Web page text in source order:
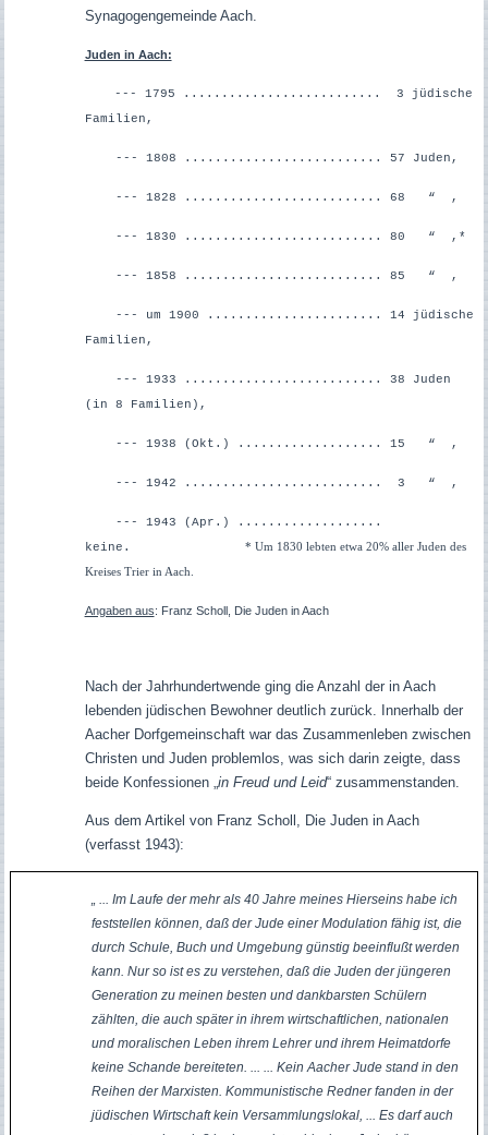
Synagogengemeinde Aach.
Juden in Aach:
--- 1795 .......................... 3 jüdische
Familien,
--- 1808 .......................... 57 Juden,
--- 1828 .......................... 68 “ ,
--- 1830 .......................... 80 “ ,*
--- 1858 .......................... 85 “ ,
--- um 1900 ....................... 14 jüdische
Familien,
--- 1933 .......................... 38 Juden
(in 8 Familien),
--- 1938 (Okt.) ................... 15 “ ,
--- 1942 .......................... 3 “ ,
--- 1943 (Apr.) ...................
keine. * Um 1830 lebten etwa 20% aller Juden des
Kreises Trier in Aach.
Angaben aus: Franz Scholl, Die Juden in Aach
Nach der Jahrhundertwende ging die Anzahl der in Aach
lebenden jüdischen Bewohner deutlich zurück. Innerhalb der
Aacher Dorfgemeinschaft war das Zusammenleben zwischen
Christen und Juden problemlos, was sich darin zeigte, dass
beide Konfessionen „ in Freud und Leid“ zusammenstanden.
Aus dem Artikel von Franz Scholl, Die Juden in Aach
(verfasst 1943):
„ ... Im Laufe der mehr als 40 Jahre meines Hierseins habe ich
feststellen können, daß der Jude einer Modulation fähig ist, die
durch Schule, Buch und Umgebung günstig beeinflußt werden
kann. Nur so ist es zu verstehen, daß die Juden der jüngeren
Generation zu meinen besten und dankbarsten Schülern
zählten, die auch später in ihrem wirtschaftlichen, nationalen
und moralischen Leben ihrem Lehrer und ihrem Heimatdorfe
keine Schande bereiteten. ... ... Kein Aacher Jude stand in den
Reihen der Marxisten. Kommunistische Redner fanden in der
jüdischen Wirtschaft kein Versammlungslokal, ... Es darf auch